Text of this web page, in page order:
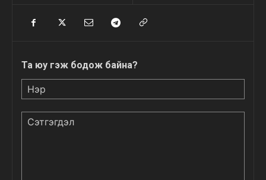
Та юу гэж бодож байна?